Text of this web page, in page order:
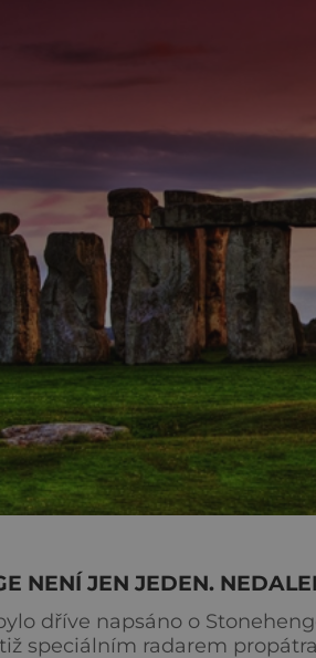
NENÍ JEN JEDEN.
dříve napsáno o
speciálním radarem